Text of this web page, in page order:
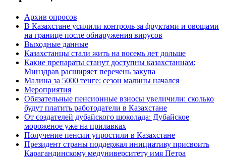
Архив опросов
В Казахстане усилили контроль за фруктами и овощами
на границе после обнаружения вирусов
Выходные данные
Казахстанцы стали жить на восемь лет дольше
Какие препараты станут доступны казахстанцам:
Минздрав расширяет перечень закупа
Малина за 5000 тенге: сезон малины начался
Мероприятия
Обязательные пенсионные взносы увеличили: сколько
будут платить работодатели в Казахстане
От создателей дубайского шоколада: Дубайское
мороженое уже на прилавках
Получение пенсии упростили в Казахстане
Президент страны поддержал инициативу присвоить
Карагандинскому медуниверситету имя Петра